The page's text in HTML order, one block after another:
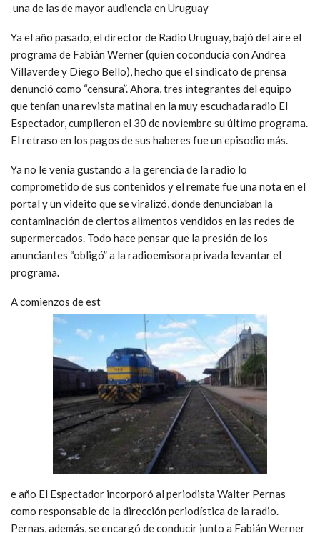
una de las de mayor audiencia en Uruguay
Ya el año pasado, el director de Radio Uruguay, bajó del aire el
programa de Fabián Werner (quien coconducía con Andrea
Villaverde y Diego Bello), hecho que el sindicato de prensa
denunció como “censura”. Ahora, tres integrantes del equipo
que tenían una revista matinal en la muy escuchada radio El
Espectador, cumplieron el 30 de noviembre su último programa.
El retraso en los pagos de sus haberes fue un episodio más.
Ya no le venía gustando a la gerencia de la radio lo
comprometido de sus contenidos y el remate fue una nota en el
portal y un videito que se viralizó, donde denunciaban la
contaminación de ciertos alimentos vendidos en las redes de
supermercados. Todo hace pensar que la presión de los
anunciantes “obligó” a la radioemisora privada levantar el
programa
A comienzos de est
e año El Espectador incorporó al periodista Walter Pernas
como responsable de la dirección periodística de la radio.
Pernas, además, se encargó de conducir junto a Fabián Werner